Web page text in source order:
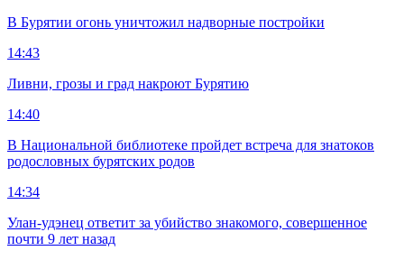
В Бурятии огонь уничтожил надворные постройки
14:43
Ливни, грозы и град накроют Бурятию
14:40
В Национальной библиотеке пройдет встреча для знатоков
родословных бурятских родов
14:34
Улан-удэнец ответит за убийство знакомого, совершенное
почти 9 лет назад